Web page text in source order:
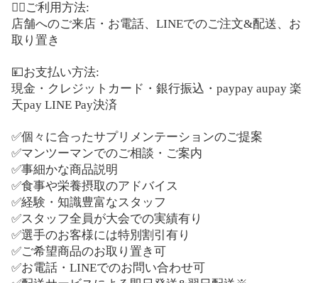
🙋‍♂️ご利用方法:
店舗へのご来店・お電話、 LINEでのご注文&配送、お
取り置き
💴お支払い方法:
現金・クレジットカード・銀行振込・ paypay aupay 楽
天pay LINE Pay決済
✅個々に合ったサプリメンテーションのご提案
✅マンツーマンでのご相談・ご案内
✅事細かな商品説明
✅食事や栄養摂取のアドバイス
✅経験・知識豊富なスタッフ
✅スタッフ全員が大会での実績有り
✅選手のお客様には特別割引有り
✅ご希望商品のお取り置き可
✅お電話・ LINEでのお問い合わせ可